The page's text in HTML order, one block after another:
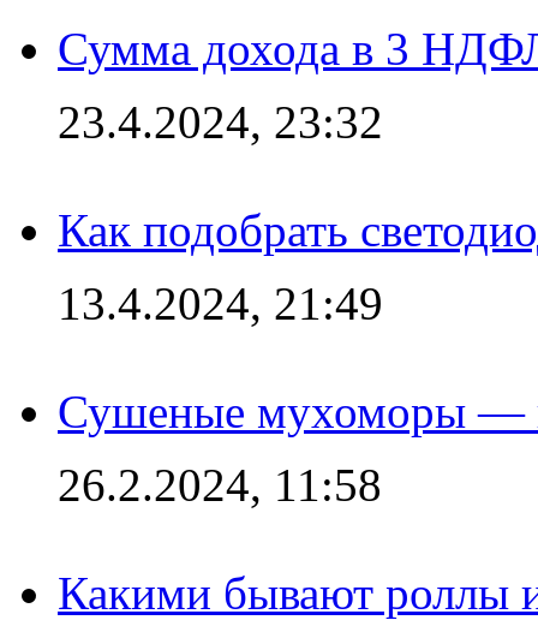
Сумма дохода в 3
23.4.2024, 23:32
Как подобрать
13.4.2024, 21:49
Сушеные мухоморы —
26.2.2024, 11:58
Какими бывают роллы